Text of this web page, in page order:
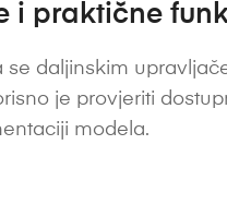
i praktične
daljinskim
je provjeriti
modela.